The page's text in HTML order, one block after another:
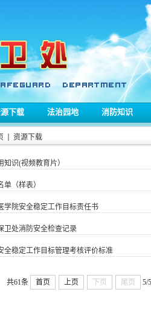
下载 法治园地 消防知识
资源下载
知识(视频教育片）
（样表）
学院安全稳定工作目标责任书
卫处消防安全检查记录
全稳定工作目标管理考核评价标准
共61条 首页 上页 下页 尾页 5/5